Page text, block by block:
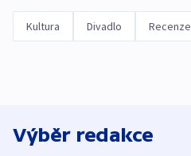
Kultura Divadlo Recenze
Výběr redakce